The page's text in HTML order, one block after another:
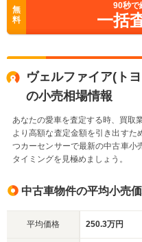
無
料
90秒で
一括
ヴェルファイア(ト
の小売相場情報
あなたの愛車を査定する時、買取
より高額な査定金額を引き出すた
つカーセンサーで最新の中古車小
タイミングを見極めましょう。
中古車物件の平均小売
平均価格 250.3万円